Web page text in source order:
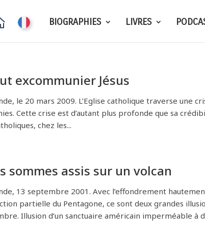
BIOGRAPHIES LIVRES
excommunier Jésus
le 20 mars 2009. L’Eglise catholique traverse une
Cette crise est d’autant plus profonde que sa
chez les...
sommes assis sur un volcan
13 septembre 2001. Avec l’effondrement
partielle du Pentagone, ce sont deux grandes
Illusion d’un sanctuaire américain imperméable à